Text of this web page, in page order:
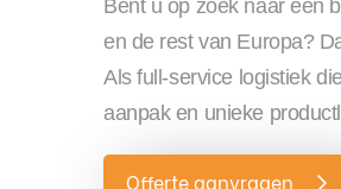
Bent u op zoek naar een
en de rest van Europa?
Als full-service logistiek
aanpak en unieke
Offerte aanvragen